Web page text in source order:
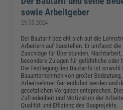
sowie Arbeitgeber
29.05.2024
Der Bautarif bezieht sich auf die
Arbeitern auf Baustellen. Er umfasst die
Zuschläge für Überstunden,
besondere Zulagen für gefährliche oder
Die Festlegung des Bautarifs ist sowohl
Bauunternehmen von großer
Arbeitnehmer fair entlohnt werden und
gesetzlichen Vorgaben entsprechen.
Zufriedenheit und Motivation der
Qualität und Effizienz des Bauprojekts.